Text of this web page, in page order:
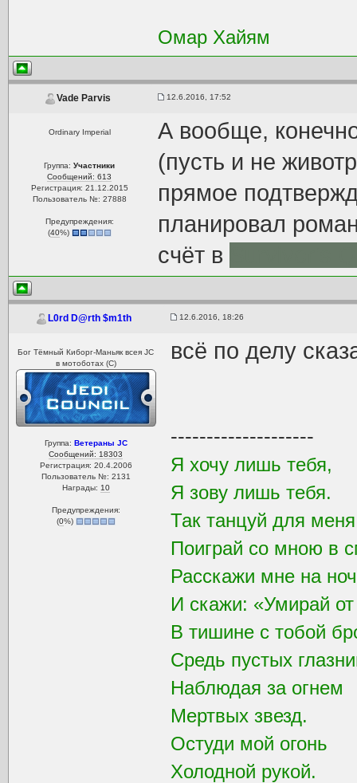
Омар Хайям
Vade Parvis 12.6.2016, 17:52
Ordinary Imperial
Группа:Участники
Сообщений: 613
Регистрация: 21.12.2015
Пользователь №: 27888
Предупреждения:
(40%)
А вообще,
(пусть и не
прямое
планировал
счёт в
L0rd D@rth $m1th 12.6.2016, 18:26
Бог Тёмный Киборг-Маньяк всея JC
в мотоботах (С)
Группа: Ветераны JC
Сообщений: 18303
Регистрация: 20.4.2006
Пользователь №: 2131
Награды: 10
Предупреждения:
(0%)
всё по делу
--------------------
Я хочу лишь тебя,
Я зову лишь тебя.
Так танцуй для
Поиграй со мною в
Расскажи мне на
И скажи: «Умирай
В тишине с тобой
Средь пустых
Наблюдая за огнем
Мертвых звезд.
Остуди мой огонь
Холодной рукой.